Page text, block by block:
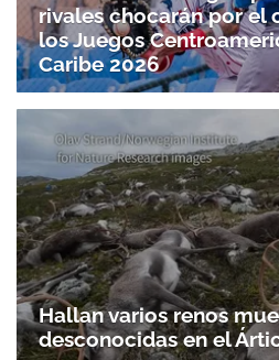
Gracias por suscribirte
rivales chocarán por el
los Juegos
Caribe 2026
Hallan varios renos
desconocidas en el